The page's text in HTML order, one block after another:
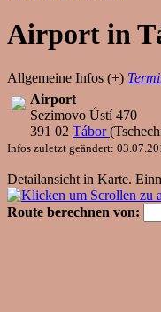
Airport in
Allgemeine Infos (+)
Airport
Sezimovo Ústí 470
391 02 Tábor(
Infos zuletzt geändert:
Detailansicht in Karte.
Route berechnen von: